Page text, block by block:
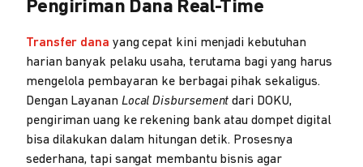
Pengiriman Dana Real-Time
Transfer dana yang cepat kini menjadi kebutuhan
harian banyak pelaku usaha, terutama bagi yang harus
mengelola pembayaran ke berbagai pihak sekaligus.
Dengan Layanan Local Disbursement dari DOKU,
pengiriman uang ke rekening bank atau dompet digital
bisa dilakukan dalam hitungan detik. Prosesnya
sederhana, tapi sangat membantu bisnis agar